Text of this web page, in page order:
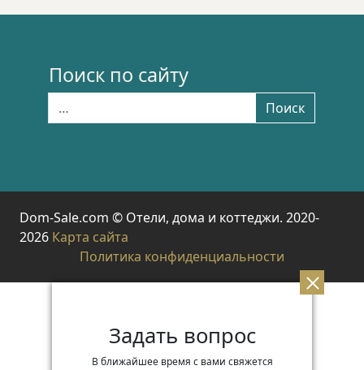
Поиск по сайту
Поиск
Dom-Sale.com © Отели, дома и коттеджи. 2020-
2026 Карта сайта
Политика конфиденциальности
Задать вопрос
В ближайшее время с вами свяжется